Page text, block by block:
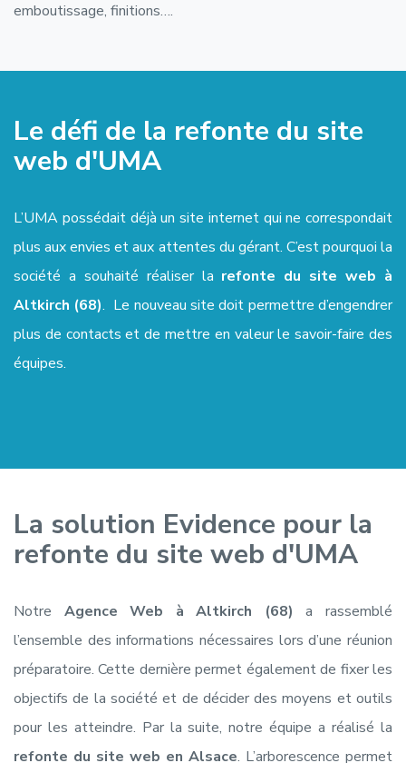
emboutissage, finitions….
Le défi de la refonte du site
web d'UMA
L’UMA possédait déjà un site internet qui ne correspondait
plus aux envies et aux attentes du gérant. C’est pourquoi la
société a souhaité réaliser la refonte du site web à
Altkirch (68). Le nouveau site doit permettre d’engendrer
plus de contacts et de mettre en valeur le savoir-faire des
équipes.
La solution Evidence pour la
refonte du site web d'UMA
Notre Agence Web à Altkirch (68) a rassemblé
l’ensemble des informations nécessaires lors d’une réunion
préparatoire. Cette dernière permet également de fixer les
objectifs de la société et de décider des moyens et outils
pour les atteindre. Par la suite, notre équipe a réalisé la
refonte du site web en Alsace. L’arborescence permet